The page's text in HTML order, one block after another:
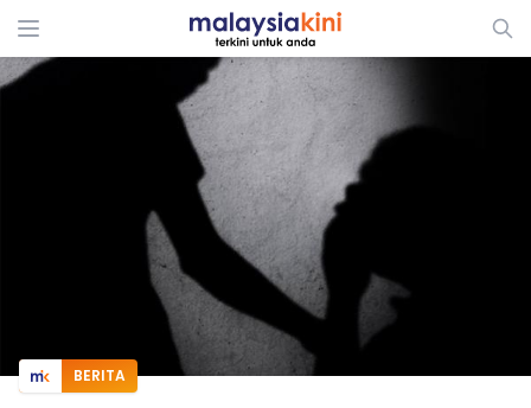
ADS
BERITA